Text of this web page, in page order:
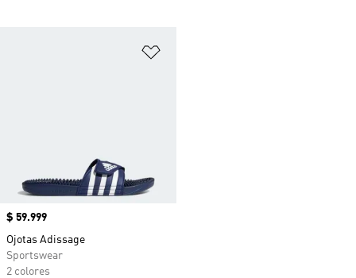
Precio
$ 59.999
Ojotas Adissage
Sportswear
2 colores